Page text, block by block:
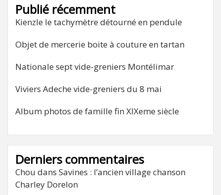
Publié récemment
Kienzle le tachymètre détourné en pendule
Objet de mercerie boite à couture en tartan
Nationale sept vide-greniers Montélimar
Viviers Adeche vide-greniers du 8 mai
Album photos de famille fin XIXeme siècle
Derniers commentaires
Chou dans Savines : l’ancien village chanson
Charley Dorelon